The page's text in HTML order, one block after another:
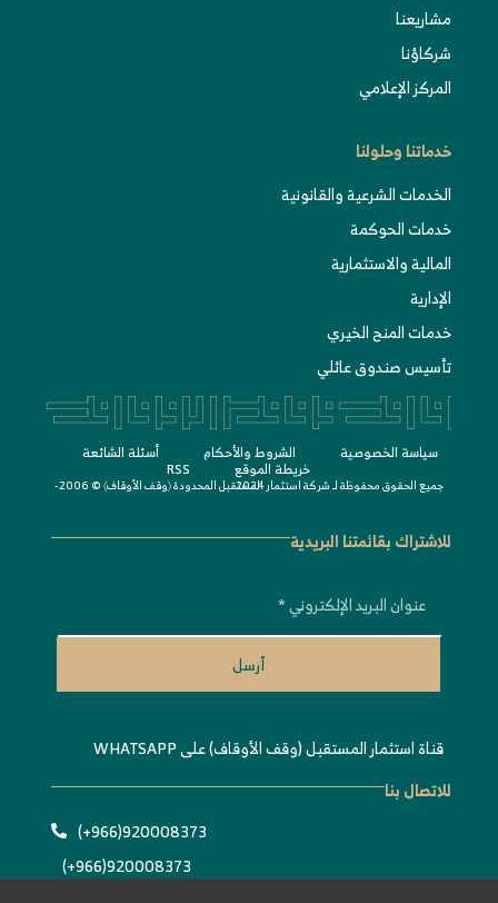
مشاريعنا
شركاؤنا
المركز الإعلامي
خدماتنا وحلولنا
الخدمات الشرعية والقانونية
خدمات الحوكمة
المالية والاستثمارية
الإدارية
خدمات المنح الخيري
تأسيس صندوق عائلي
للاشتراك بقائمتنا البريدية
أرسل
قناة استثمار المستقبل (وقف الأوقاف) على WHATSAPP
للاتصال بنا
920008373(966+)
920008373(966+)
سياسة الخصوصية الشروط واﻷحكام أسئلة الشائعة
خريطة الموقع RSS
جميع الحقوق محفوظة لـشركة استثمار المستقبل المحدودة 〈وقف الأوقاف〉 © 2006-2024